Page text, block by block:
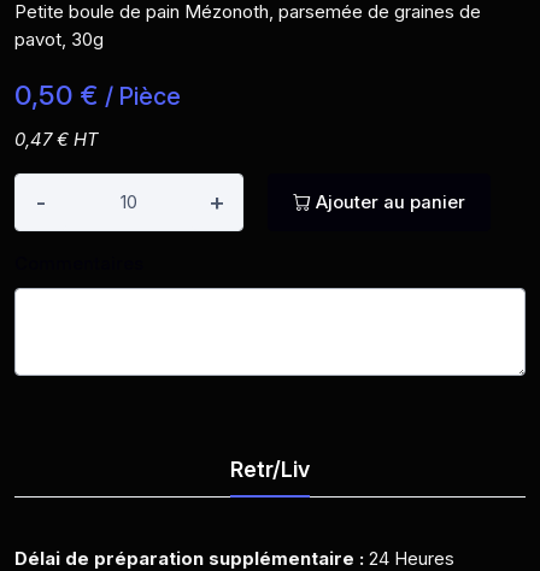
Petite boule de pain Mézonoth, parsemée de graines de
pavot, 30g
0,50 € / Pièce
0,47 € HT
- + Ajouter au panier
Retr/Liv
Délai de préparation supplémentaire : 24 Heures